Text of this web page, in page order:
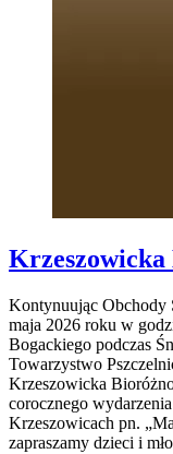
Krzeszowicka
Kontynuując Obchody
maja 2026 roku w
Bogackiego podczas
Towarzystwo
Krzeszowicka
corocznego
Krzeszowicach pn.
zapraszamy dzieci i